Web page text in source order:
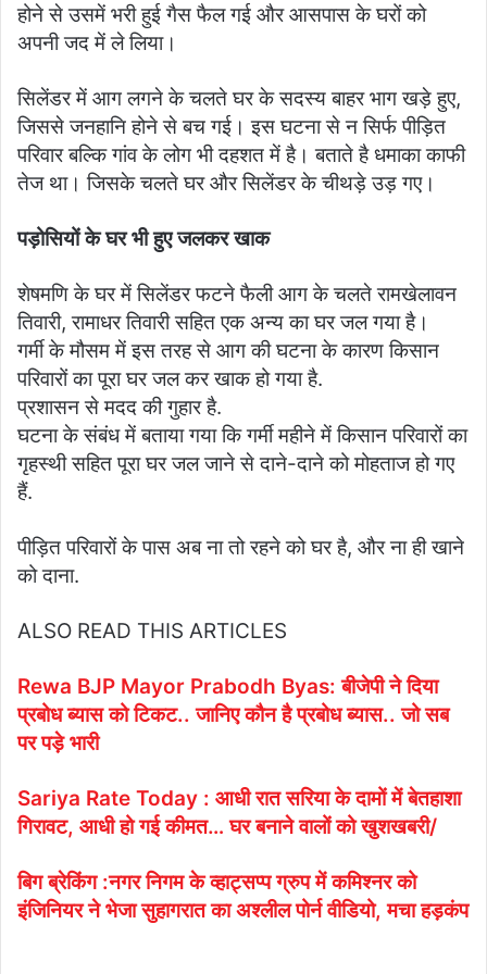
होने से उसमें भरी हुई गैस फैल गई और आसपास के घरों को
अपनी जद में ले लिया।
सिलेंडर में आग लगने के चलते घर के सदस्य बाहर भाग खड़े हुए,
जिससे जनहानि होने से बच गई। इस घटना से न सिर्फ पीड़ित
परिवार बल्कि गांव के लोग भी दहशत में है। बताते है धमाका काफी
तेज था। जिसके चलते घर और सिलेंडर के चीथड़े उड़ गए।
पड़ोसियों के घर भी हुए जलकर खाक
शेषमणि के घर में सिलेंडर फटने फैली आग के चलते रामखेलावन
तिवारी, रामाधर तिवारी सहित एक अन्य का घर जल गया है।
गर्मी के मौसम में इस तरह से आग की घटना के कारण किसान
परिवारों का पूरा घर जल कर खाक हो गया है.
प्रशासन से मदद की गुहार है.
घटना के संबंध में बताया गया कि गर्मी महीने में किसान परिवारों का
गृहस्थी सहित पूरा घर जल जाने से दाने-दाने को मोहताज हो गए
हैं.
पीड़ित परिवारों के पास अब ना तो रहने को घर है, और ना ही खाने
को दाना.
ALSO READ THIS ARTICLES
Rewa BJP Mayor Prabodh Byas: बीजेपी ने दिया
प्रबोध ब्यास को टिकट.. जानिए कौन है प्रबोध ब्यास.. जो सब
पर पड़े भारी
Sariya Rate Today : आधी रात सरिया के दामों में बेतहाशा
गिरावट, आधी हो गई कीमत… घर बनाने वालों को खुशखबरी/
बिग ब्रेकिंग :नगर निगम के व्हाट्सप्प ग्रुप में कमिश्नर को
इंजिनियर ने भेजा सुहागरात का अश्लील पोर्न वीडियो, मचा हड़कंप